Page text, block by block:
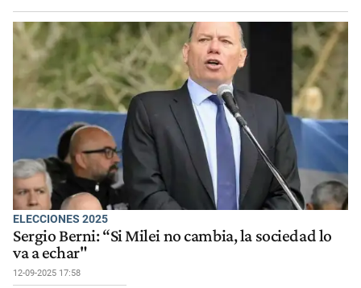
ELECCIONES 2025
Sergio Berni: “Si Milei no cambia, la sociedad lo
va a echar"
12-09-2025 17:58